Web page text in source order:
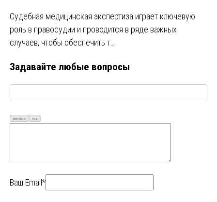
Судебная медицинская экспертиза играет ключевую
роль в правосудии и проводится в ряде важных
случаев, чтобы обеспечить т…
Задавайте любые вопросы
Визуально Код
Ваш Email*